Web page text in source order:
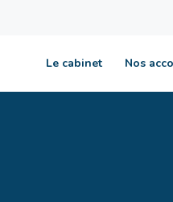
Le cabinet Nos